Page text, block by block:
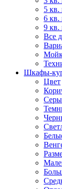
5 кв.
6 кв.
9 кв.
Все
Шкафы-
Цвет